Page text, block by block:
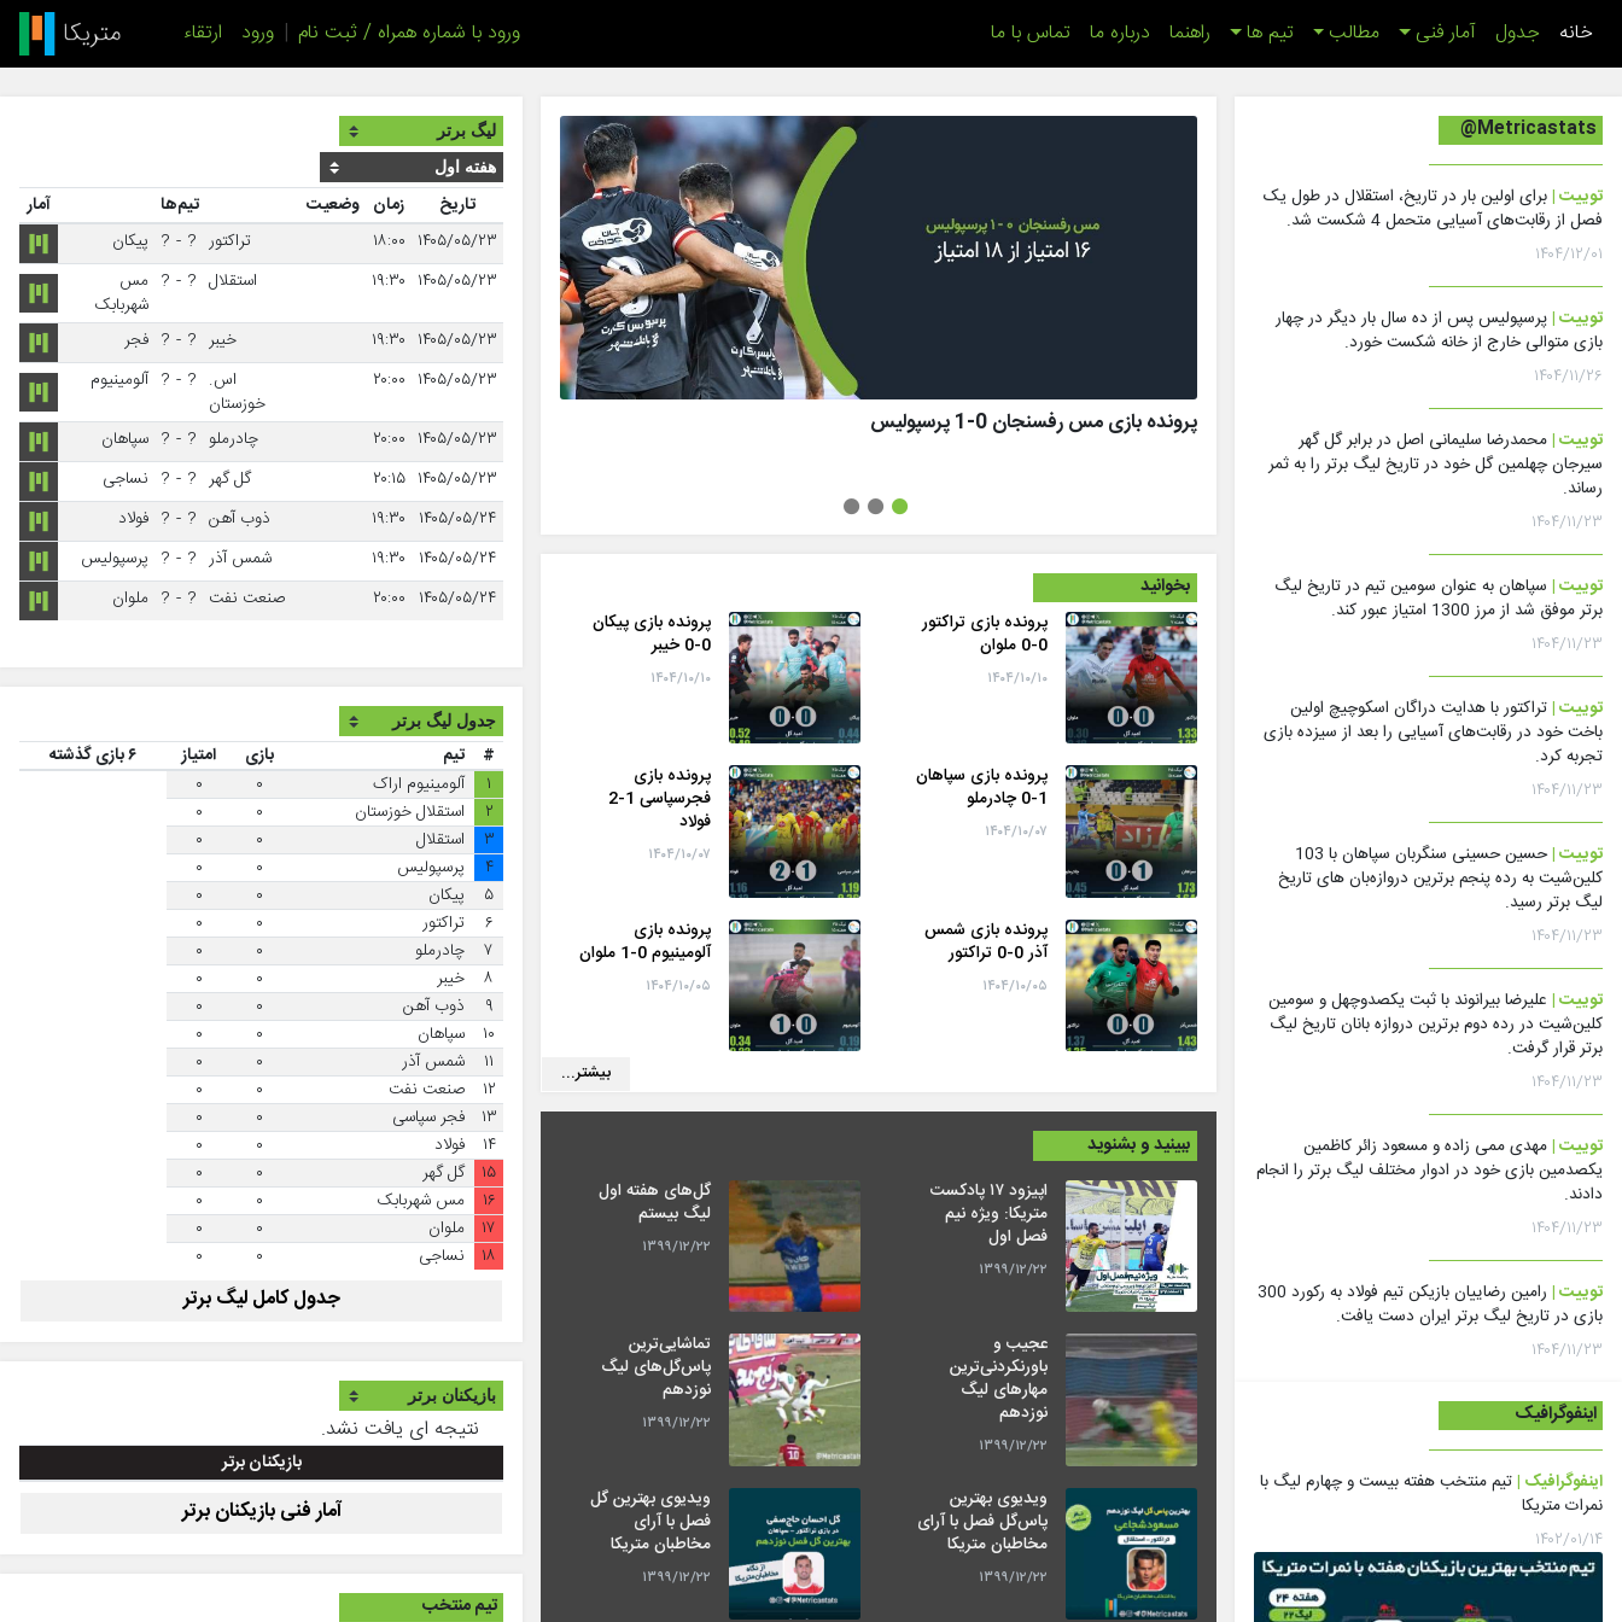
خانه (اینجا)
جدول آمار فنی مطالب تیم ها راهنما درباره ما تماس با ما ورود با شماره همراه / ثبت نام | ورود ارتقاء
پرونده بازی مس رفسنجان 0-1 پرسپولیس
بخوانید
پرونده بازی تراکتور
0-0 ملوان
۱۴۰۴/۱۰/۱۰
پرونده بازی پیکان
0-0 خیبر
۱۴۰۴/۱۰/۱۰
پرونده بازی سپاهان
1-0 چادرملو
۱۴۰۴/۱۰/۰۷
پرونده بازی
فجرسپاسی 1-2
فولاد
۱۴۰۴/۱۰/۰۷
پرونده بازی شمس
آذر 0-0 تراکتور
۱۴۰۴/۱۰/۰۵
پرونده بازی
آلومینیوم 0-1 ملوان
۱۴۰۴/۱۰/۰۵
بیشتر...
ببینید و بشنوید
اپیزود ۱۷ پادکست
متریکا: ویژه نیم
فصل اول
۱۳۹۹/۱۲/۲۲
گل‌های هفته اول
لیگ بیستم
۱۳۹۹/۱۲/۲۲
عجیب و
باورنکردنی‌ترین
مهارهای لیگ
نوزدهم
۱۳۹۹/۱۲/۲۲
تماشایی‌ترین
پاس‌گل‌های لیگ
نوزدهم
۱۳۹۹/۱۲/۲۲
ویدیوی بهترین
پاس‌گل فصل با آرای
مخاطبان متریکا
۱۳۹۹/۱۲/۲۲
ویدیوی بهترین گل
فصل با آرای
مخاطبان متریکا
۱۳۹۹/۱۲/۲۲
@Metricastats
توییت |برای اولین بار در تاریخ، استقلال در طول یک
فصل از رقابت‌های آسیایی متحمل 4 شکست شد.
۱۴۰۴/۱۲/۰۱
توییت |پرسپولیس پس از ده سال بار دیگر در چهار
بازی متوالی خارج از خانه شکست خورد.
۱۴۰۴/۱۱/۲۶
توییت |محمدرضا سلیمانی اصل در برابر گل گهر
سیرجان چهلمین گل خود در تاریخ لیگ برتر را به ثمر
رساند.
۱۴۰۴/۱۱/۲۳
توییت | سپاهان به عنوان سومین تیم در تاریخ لیگ
برتر موفق شد از مرز 1300 امتیاز عبور کند.
۱۴۰۴/۱۱/۲۳
توییت |تراکتور با هدایت دراگان اسکوچیچ اولین
باخت خود در رقابت‌های آسیایی را بعد از سیزده بازی
تجربه کرد.
۱۴۰۴/۱۱/۲۳
توییت |
حسین حسینی سنگربان سپاهان با 103
کلین‌شیت به رده پنجم برترین دروازه‌بان های تاریخ
لیگ برتر رسید.
۱۴۰۴/۱۱/۲۳
توییت | علیرضا بیرانوند با ثبت یکصدوچهل و سومین
کلین‌شیت در رده دوم برترین دروازه بانان تاریخ لیگ
برتر قرار گرفت.
۱۴۰۴/۱۱/۲۳
توییت |مهدی ممی زاده و مسعود زائر کاظمین
یکصدمین بازی خود در ادوار مختلف لیگ برتر را انجام
دادند.
۱۴۰۴/۱۱/۲۳
توییت |
رامین رضاییان بازیکن تیم فولاد به رکورد 300
بازی در تاریخ لیگ برتر ایران دست یافت.
۱۴۰۴/۱۱/۲۳
اینفوگرافیک
اینفوگرافیک |تیم منتخب هفته بیست و چهارم لیگ با
نمرات متریکا
۱۴۰۲/۰۱/۱۴
تاریخ زمان وضعیت تیم‌ها
آمار
۱۴۰۵/۰۵/۲۳ ۱۸:۰۰ تراکتور ?
-
? پیکان
۱۴۰۵/۰۵/۲۳ ۱۹:۳۰ استقلال ?
-
? مس
شهربابک
۱۴۰۵/۰۵/۲۳ ۱۹:۳۰ خیبر ?
-
? فجر
۱۴۰۵/۰۵/۲۳ ۲۰:۰۰
اس.
خوزستان
?
-
? آلومینیوم
۱۴۰۵/۰۵/۲۳ ۲۰:۰۰ چادرملو ?
-
? سپاهان
۱۴۰۵/۰۵/۲۳ ۲۰:۱۵ گل گهر ?
-
? نساجی
۱۴۰۵/۰۵/۲۴ ۱۹:۳۰ ذوب آهن ?
-
? فولاد
۱۴۰۵/۰۵/۲۴ ۱۹:۳۰ شمس آذر ?
-
? پرسپولیس
۱۴۰۵/۰۵/۲۴ ۲۰:۰۰ صنعت نفت ?
-
? ملوان
# تیم بازی امتیاز
۶ بازی گذشته
۱
آلومینیوم اراک ۰
۰
۲
استقلال خوزستان ۰
۰
۳
استقلال ۰
۰
۴
پرسپولیس ۰
۰
۵
پیکان ۰
۰
۶
تراکتور ۰
۰
۷
چادرملو ۰
۰
۸
خیبر ۰
۰
۹
ذوب آهن ۰
۰
۱۰
سپاهان ۰
۰
۱۱
شمس آذر ۰
۰
۱۲
صنعت نفت ۰
۰
۱۳
فجر سپاسی ۰
۰
۱۴
فولاد ۰
۰
۱۵
گل گهر ۰
۰
۱۶
مس شهربابک ۰
۰
۱۷
ملوان ۰
۰
۱۸
نساجی ۰ ۰
جدول کامل لیگ برتر
نتیجه ای یافت نشد.
بازیکنان برتر
آمار فنی بازیکنان برتر
تیم منتخب